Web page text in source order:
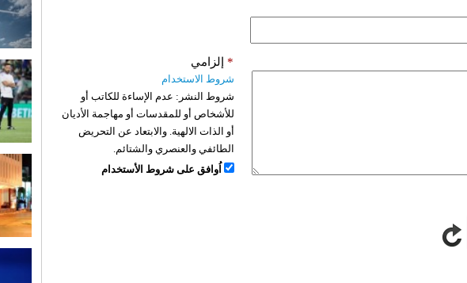
إلزامي *
شروط الاستخدام
شروط النشر: عدم الإساءة للكاتب أو
للأشخاص أو للمقدسات أو مهاجمة الأديان
أو الذات الالهية. والابتعاد عن التحريض
الطائفي والعنصري والشتائم.
اُوافق على شروط الأستخدام